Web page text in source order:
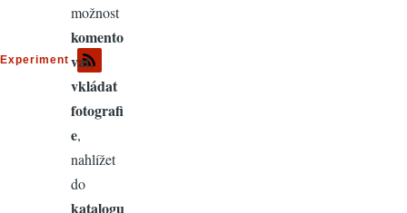
Experiment
možnost
komento
vat,
vkládat
fotografi
e,
nahlížet
do
katalogu